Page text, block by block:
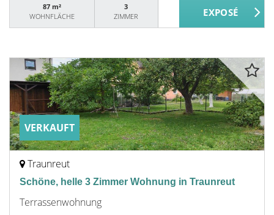
87 m²
WOHNFLÄCHE
3
ZIMMER
VERKAUFT
Traunreut
Schöne, helle 3 Zimmer Wohnung in Traunreut
Terrassenwohnung